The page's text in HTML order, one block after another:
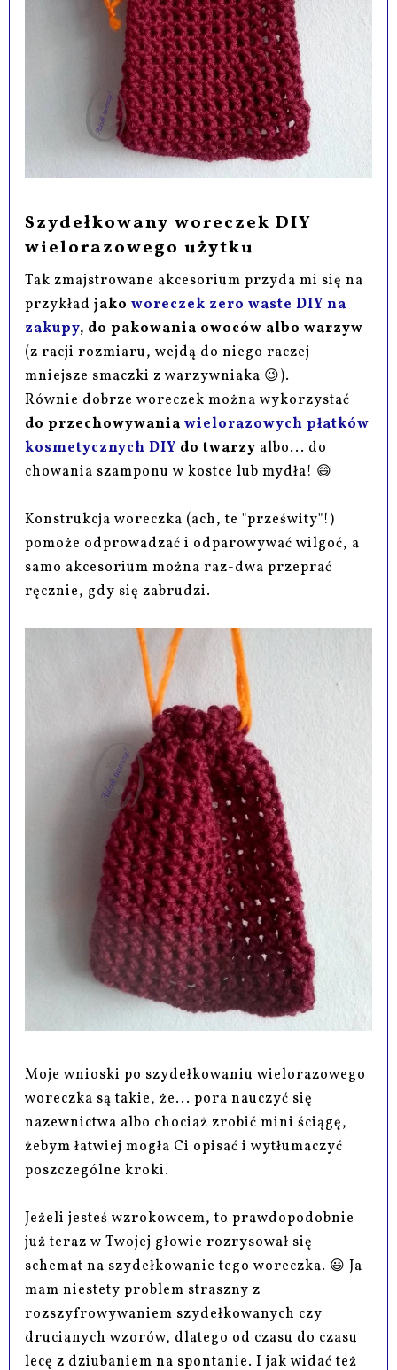
Szydełkowany woreczek DIY
wielorazowego użytku
Tak zmajstrowane akcesorium przyda mi się na
przykład jakoworeczek zero waste DIY na
zakupy, do pakowania owoców albo warzyw
(z racji rozmiaru, wejdą do niego raczej
mniejsze smaczki z warzywniaka 😉).
Równie dobrze woreczek można wykorzystać
do przechowywaniawielorazowych płatków
kosmetycznych DIY do twarzy albo... do
chowania szamponu w kostce lub mydła! 😄
Konstrukcja woreczka (ach, te "prześwity"!)
pomoże odprowadzać i odparowywać wilgoć, a
samo akcesorium można raz-dwa przeprać
ręcznie, gdy się zabrudzi.
Moje wnioski po szydełkowaniu wielorazowego
woreczka są takie, że... pora nauczyć się
nazewnictwa albo chociaż zrobić mini ściągę,
żebym łatwiej mogła Ci opisać i wytłumaczyć
poszczególne kroki.
Jeżeli jesteś wzrokowcem, to prawdopodobnie
już teraz w Twojej głowie rozrysował się
schemat na szydełkowanie tego woreczka. 😃 Ja
mam niestety problem straszny z
rozszyfrowywaniem szydełkowanych czy
drucianych wzorów, dlatego od czasu do czasu
lecę z dziubaniem na spontanie. I jak widać też